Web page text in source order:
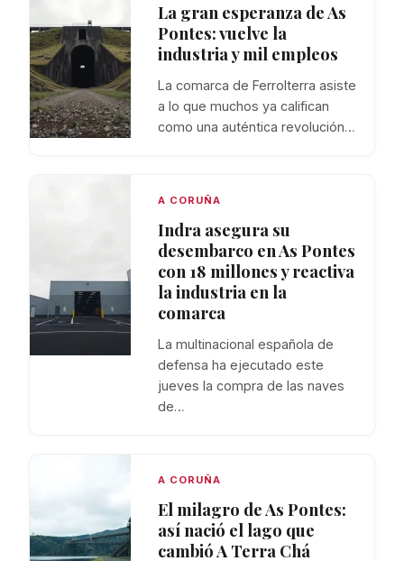
La gran esperanza de As
Pontes: vuelve la
industria y mil empleos
La comarca de Ferrolterra asiste
a lo que muchos ya califican
como una auténtica revolución…
A CORUÑA
Indra asegura su
desembarco en As Pontes
con 18 millones y reactiva
la industria en la
comarca
La multinacional española de
defensa ha ejecutado este
jueves la compra de las naves
de…
A CORUÑA
El milagro de As Pontes:
así nació el lago que
cambió A Terra Chá